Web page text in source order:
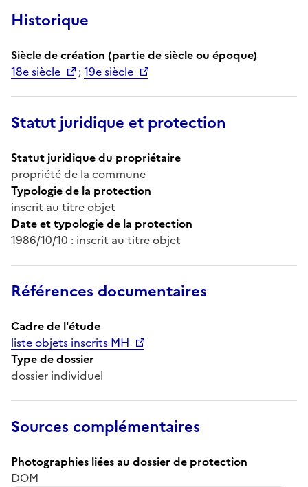
Historique
Siècle de création (partie de siècle ou époque)
18e siècle
;19e siècle
Statut juridique et protection
Statut juridique du propriétaire
propriété de la commune
Typologie de la protection
inscrit au titre objet
Date et typologie de la protection
1986/10/10 : inscrit au titre objet
Références documentaires
Cadre de l'étude
liste objets inscrits MH
Type de dossier
dossier individuel
Sources complémentaires
Photographies liées au dossier de protection
DOM